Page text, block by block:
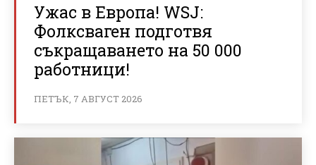
Ужас в Европа! WSJ:
Фолксваген подготвя
съкращаването на 50 000
работници!
ПЕТЪК, 7 АВГУСТ 2026